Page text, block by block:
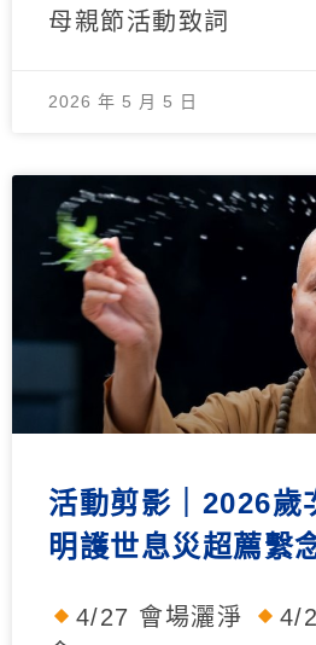
母親節活動致詞
2026 年 5 月 5 日
活動剪影｜2026歲
明護世息災超薦繫
4/27 會場灑淨
4/